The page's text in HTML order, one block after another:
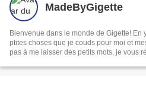
MadeByGigette
Bienvenue dans le monde de Gigette! En
ptites choses que je couds pour moi et
pas à me laisser des petits mots, je vous